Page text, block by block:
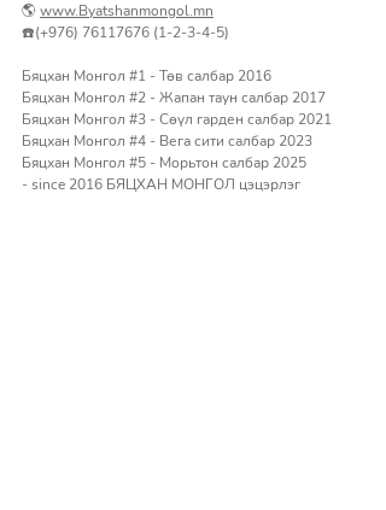
🌎 www.Byatshanmongol.mn
☎️(+976) 76117676 (1-2-3-4-5)
Бяцхан Монгол #1 - Төв салбар 2016
Бяцхан Монгол #2 - Жапан таун салбар 2017
Бяцхан Монгол #3 - Сөүл гарден салбар 2021
Бяцхан Монгол #4 - Вега сити салбар 2023
Бяцхан Монгол #5 - Морьтон салбар 2025
- since 2016 БЯЦХАН МОНГОЛ цэцэрлэг